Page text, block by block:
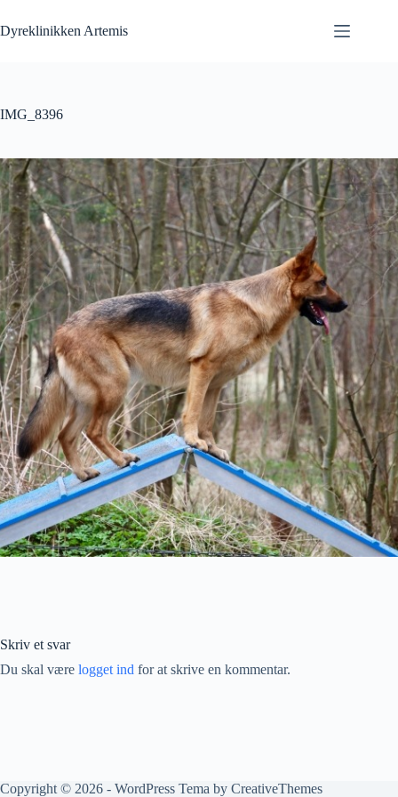
til
indhold
Dyreklinikken Artemis
IMG_8396
Skriv et svar
Du skal være logget ind for at skrive en kommentar.
Copyright © 2026 - WordPress Tema by CreativeThemes